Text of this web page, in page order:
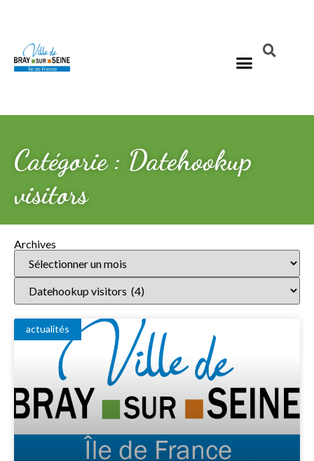
Catégorie : Datehookup
visitors
Archives
actualités